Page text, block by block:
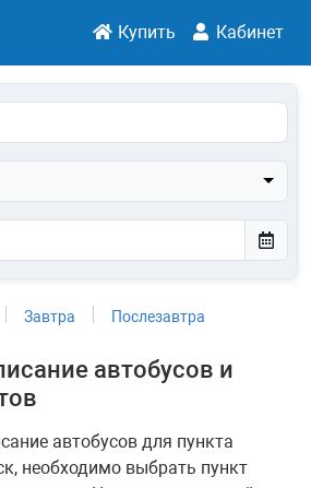
Купить Кабинет
Завтра Послезавтра
автобусов и
автобусов для пункта
необходимо выбрать пункт